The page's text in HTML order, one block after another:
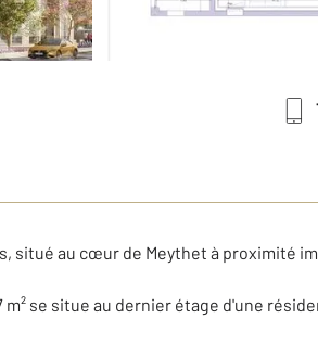
situé au cœur de Meythet à proximité
se situe au dernier étage d'une